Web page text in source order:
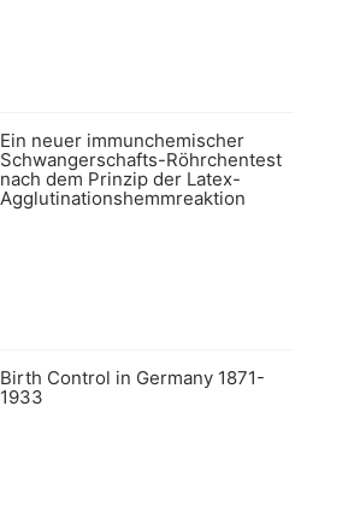
Ein neuer immunchemischer
Schwangerschafts-Röhrchentest
nach dem Prinzip der Latex-
Agglutinationshemmreaktion
Birth Control in Germany 1871-
1933